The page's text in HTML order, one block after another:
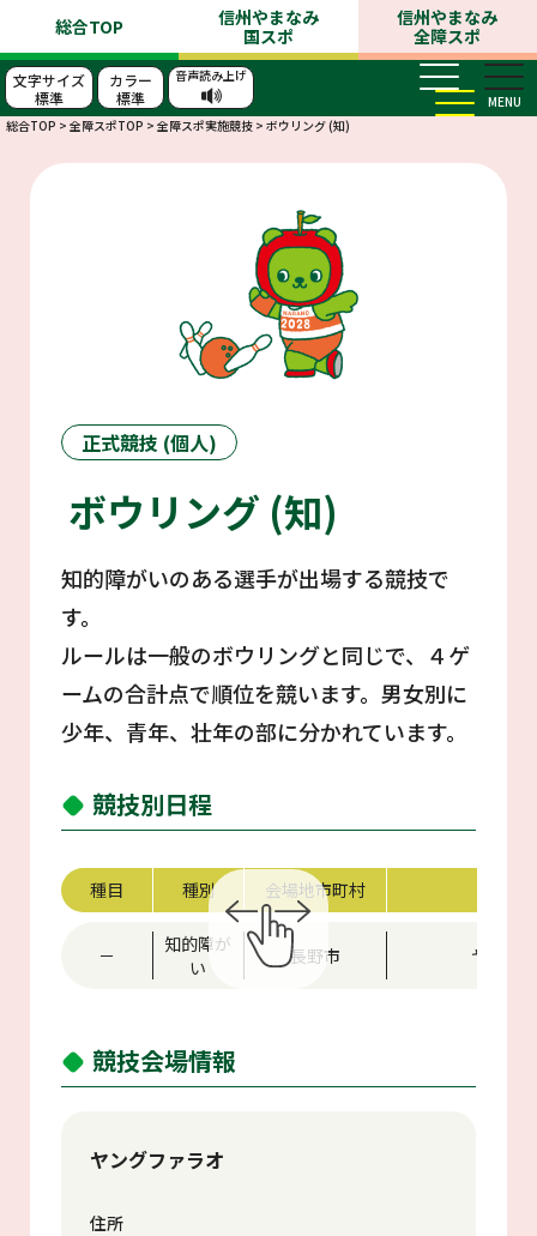
総合TOP
信州やまなみ
国スポ
信州やまなみ
全障スポ
文字サイズ
標準
カラー
標準
音声読み上げ
MENU
総合TOP > 全障スポTOP > 全障スポ実施競技 > ボウリング (知)
正式競技 (個人)
ボウリング (知)
知的障がいのある選手が出場する競技で
す。
ルールは一般のボウリングと同じで、４ゲ
ームの合計点で順位を競います。男女別に
少年、青年、壮年の部に分かれています。
競技別日程
種目 種別 会場地市町村
－
知的障が
い
長野市 ヤング
競技会場情報
ヤングファラオ
住所